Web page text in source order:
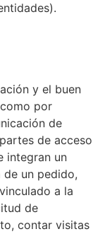
y el buen
por
de
de acceso
integran un
un pedido,
a la
de
contar visitas